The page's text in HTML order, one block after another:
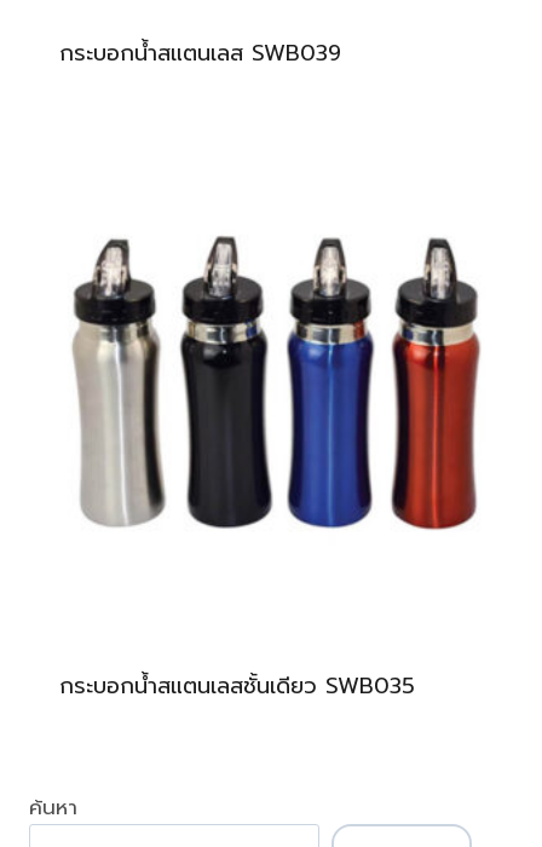
กระบอกน้ำสแตนเลส SWB039
กระบอกน้ำสแตนเลสชั้นเดียว SWB035
ค้นหา